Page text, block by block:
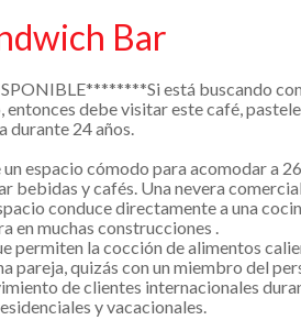
Bar
está buscando
debe visitar este café,
24 años.
espacio cómodo para acomodar a
bebidas y cafés. Una nevera
conduce directamente a una
en muchas construcciones .
permiten la cocción de alimentos
pareja, quizás con un miembro del
de clientes internacionales
y vacacionales.